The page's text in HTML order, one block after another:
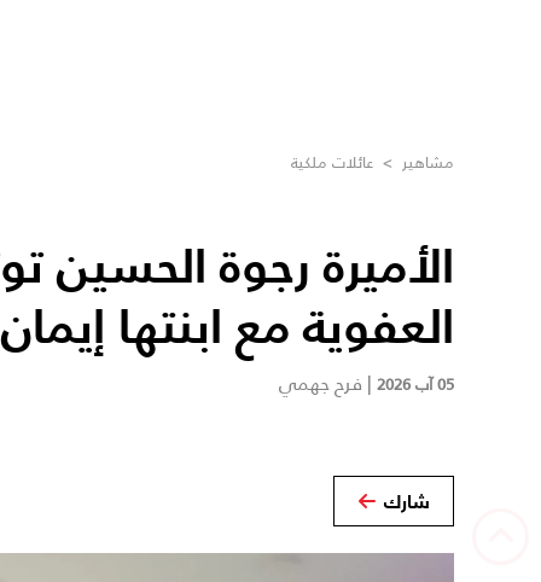
مشاهير > عائلات ملكية
الأميرة رجوة الحسين
العفوية مع ابنتها إيمان
05 آب 2026 | فرح جهمي
شارك